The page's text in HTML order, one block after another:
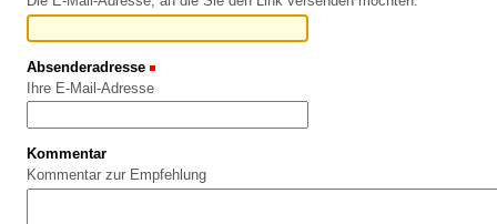
Absenderadresse
Ihre E-Mail-Adresse
Kommentar
Kommentar zur Empfehlung